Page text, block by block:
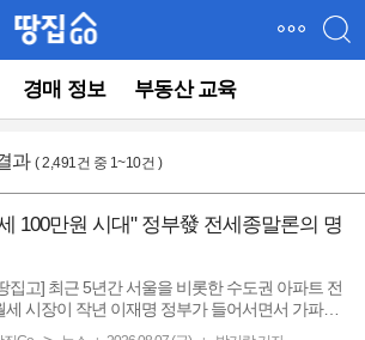
경매 정보 부동산 교육
과 ( 2,491건 중 1~10건 )
100만원 시대" 정부發 전세종말론의 명
집고] 최근 5년간 서울을 비롯한 수도권 아파트 전
세 시장이 작년 이재명 정부가 들어서면서 가파른